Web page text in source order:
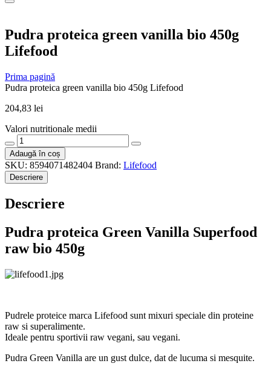
Pudra proteica green vanilla bio 450g
Lifefood
Prima pagină
Pudra proteica green vanilla bio 450g Lifefood
204,83 lei
Valori nutritionale medii
Cantitate
Pudra
proteica
green
vanilla
450g
Adaugă în coș
SKU: 8594071482404 Brand: Lifefood
Descriere
Descriere
Pudra proteica Green Vanilla Superfood
raw bio 450g
Pudrele proteice marca Lifefood sunt mixuri speciale din proteine
raw si superalimente.
Ideale pentru sportivii raw vegani, sau vegani.
Pudra Green Vanilla are un gust dulce, dat de lucuma si mesquite.